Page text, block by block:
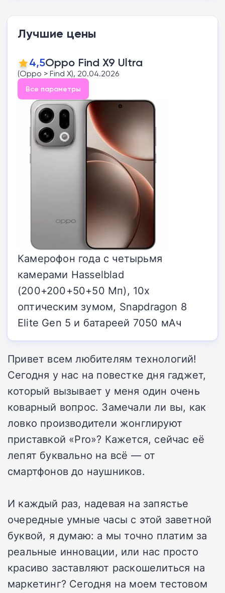
Лучшие цены
4,5Oppo Find X9 Ultra
(Oppo > Find X), 20.04.2026
Все параметры
Камерофон года с четырьмя
камерами Hasselblad
(200+200+50+50 Мп), 10x
оптическим зумом, Snapdragon 8
Elite Gen 5 и батареей 7050 мАч
Привет всем любителям технологий!
Сегодня у нас на повестке дня гаджет,
который вызывает у меня один очень
коварный вопрос. Замечали ли вы, как
ловко производители жонглируют
приставкой «Pro»? Кажется, сейчас её
лепят буквально на всё — от
смартфонов до наушников.
И каждый раз, надевая на запястье
очередные умные часы с этой заветной
буквой, я думаю: а мы точно платим за
реальные инновации, или нас просто
красиво заставляют раскошелиться на
маркетинг? Сегодня на моем тестовом